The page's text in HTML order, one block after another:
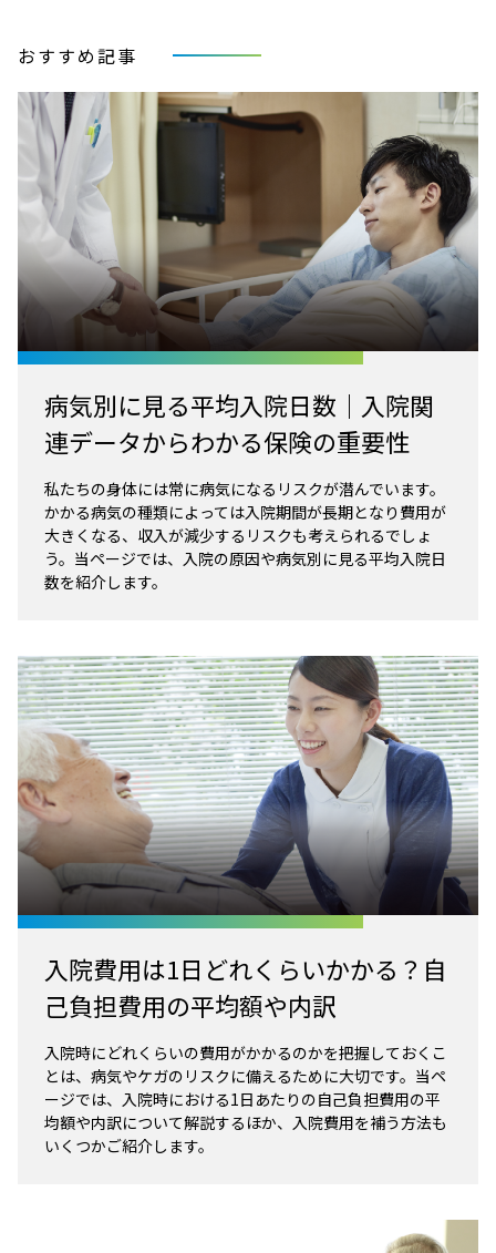
おすすめ記事
病気別に見る平均入院日数｜入院関
連データからわかる保険の重要性
私たちの身体には常に病気になるリスクが潜んでいます。
かかる病気の種類によっては入院期間が長期となり費用が
大きくなる、収入が減少するリスクも考えられるでしょ
う。当ページでは、入院の原因や病気別に見る平均入院日
数を紹介します。
入院費用は1日どれくらいかかる？自
己負担費用の平均額や内訳
入院時にどれくらいの費用がかかるのかを把握しておくこ
とは、病気やケガのリスクに備えるために大切です。当ペ
ージでは、入院時における1日あたりの自己負担費用の平
均額や内訳について解説するほか、入院費用を補う方法も
いくつかご紹介します。